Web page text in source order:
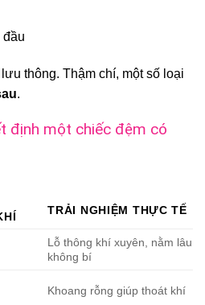
đầu
thông. Thậm chí, một số loại
.
định một chiếc đệm có
TRẢI NGHIỆM THỰC TẾ
Lỗ thông khí xuyên, nằm lâu
không bí
Khoang rỗng giúp thoát khí